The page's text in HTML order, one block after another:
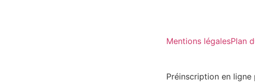
Mentions légalesPlan
Préinscription en